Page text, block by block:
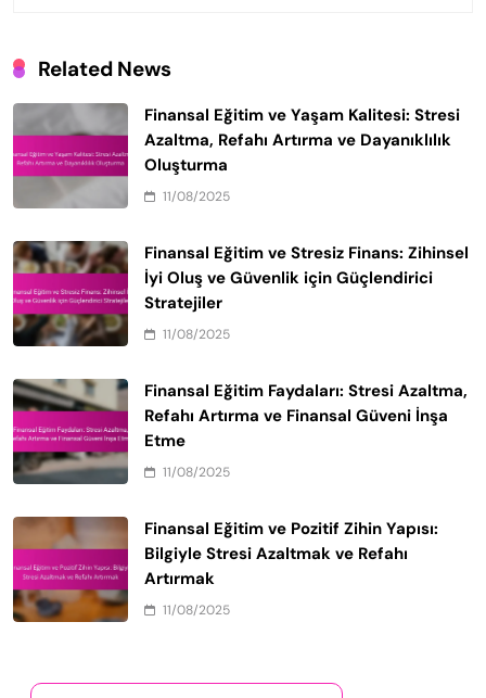
Related News
Finansal Eğitim ve Yaşam Kalitesi: Stresi
Azaltma, Refahı Artırma ve Dayanıklılık
Oluşturma
11/08/2025
Finansal Eğitim ve Stresiz Finans: Zihinsel
İyi Oluş ve Güvenlik için Güçlendirici
Stratejiler
11/08/2025
Finansal Eğitim Faydaları: Stresi Azaltma,
Refahı Artırma ve Finansal Güveni İnşa
Etme
11/08/2025
Finansal Eğitim ve Pozitif Zihin Yapısı:
Bilgiyle Stresi Azaltmak ve Refahı
Artırmak
11/08/2025